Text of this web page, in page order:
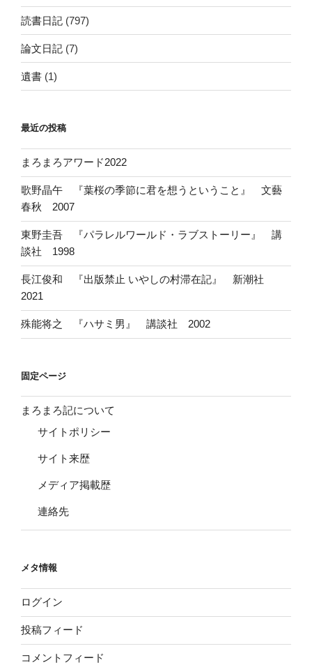
読書日記 (797)
論文日記 (7)
遺書 (1)
最近の投稿
まろまろアワード2022
歌野晶午 『葉桜の季節に君を想うということ』 文藝
春秋 2007
東野圭吾 『パラレルワールド・ラブストーリー』 講
談社 1998
長江俊和 『出版禁止 いやしの村滞在記』 新潮社
2021
殊能将之 『ハサミ男』 講談社 2002
固定ページ
まろまろ記について
サイトポリシー
サイト来歴
メディア掲載歴
連絡先
メタ情報
ログイン
投稿フィード
コメントフィード